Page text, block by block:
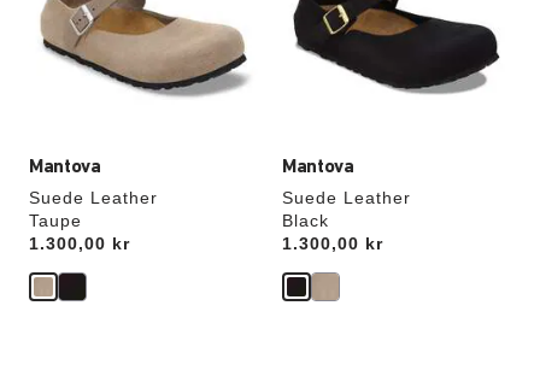
Mantova
Suede Leather
Taupe
Price:
1.300,00 kr
opdatere
produktbilledet
Mantova
Suede Leather
Black
Price:
1.300,00 kr
opdatere
produktbilledet